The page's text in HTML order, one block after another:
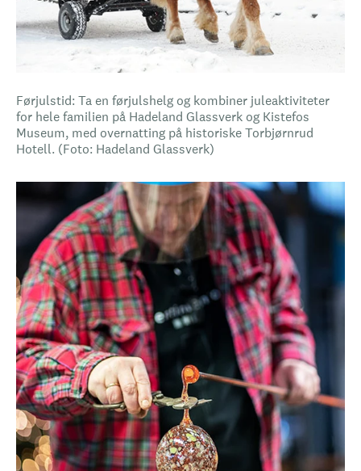
Førjulstid: Ta en førjulshelg og kombiner juleaktiviteter
for hele familien på Hadeland Glassverk og Kistefos
Museum, med overnatting på historiske Torbjørnrud
Hotell. (Foto: Hadeland Glassverk)